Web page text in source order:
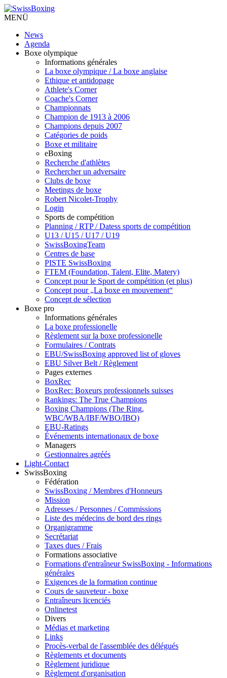
MENÜ
News
Agenda
Boxe olympique
Informations générales
La boxe olympique / La boxe anglaise
Ethique et antidopage
Athlete's Corner
Coache's Corner
Championnats
Champion de 1913 à 2006
Champions depuis 2007
Catégories de poids
Boxe et militaire
eBoxing
Recherche d'athlètes
Rechercher un adversaire
Clubs de boxe
Meetings de boxe
Robert Nicolet-Trophy
Login
Sports de compétition
Planning / RTP / Datess sports de compétition
U13 / U15 / U17 / U19
SwissBoxingTeam
Centres de base
PISTE SwissBoxing
FTEM (Foundation, Talent, Elite, Matery)
Concept pour le Sport de compétition (et plus)
Concept pour „La boxe en mouvement“
Concept de sélection
Boxe pro
Informations générales
La boxe professionelle
Règlement sur la boxe professionelle
Formulaires / Contrats
EBU/SwissBoxing approved list of gloves
EBU Silver Belt / Règlement
Pages externes
BoxRec
BoxRec: Boxeurs professionnels suisses
Rankings: The True Champions
Boxing Champions (The Ring,
WBC/WBA/IBF/WBO/IBO)
EBU-Ratings
Événements internationaux de boxe
Managers
Gestionnaires agréés
Light-Contact
SwissBoxing
Fédération
SwissBoxing / Membres d'Honneurs
Mission
Adresses / Personnes / Commissions
Liste des médecins de bord des rings
Organigramme
Secrétariat
Taxes dues / Frais
Formations associative
Formations d'entraîneur SwissBoxing - Informations
générales
Exigences de la formation continue
Cours de sauveteur - boxe
Entraîneurs licenciés
Onlinetest
Divers
Médias et marketing
Links
Procès-verbal de l'assemblée des délégués
Règlements et documents
Règlement juridique
Règlement d'organisation